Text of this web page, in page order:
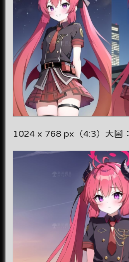
1024 x 768 px（4:3）大圖：